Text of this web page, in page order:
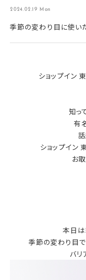
2024.02.19 Mon
季節の変わり目に使い
ショップイン
知っ
有
ショップイン
お
本日
季節の変わり目
バリ